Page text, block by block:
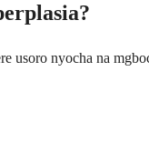
usoro nyocha na